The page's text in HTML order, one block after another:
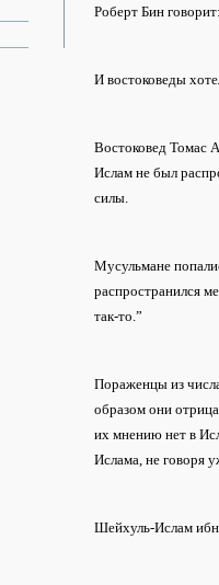
Роберт Бин говорит:
И востоковеды
Востоковед Томас
Ислам не был
силы.
Мусульмане
распространился
так-то.”
Пораженцы из
образом они
их мнению нет в
Ислама, не говоря
Шейхуль-Ислам ибн